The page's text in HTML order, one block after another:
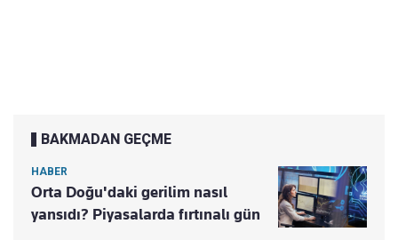
BAKMADAN GEÇME
HABER
Orta Doğu'daki gerilim nasıl
yansıdı? Piyasalarda fırtınalı gün